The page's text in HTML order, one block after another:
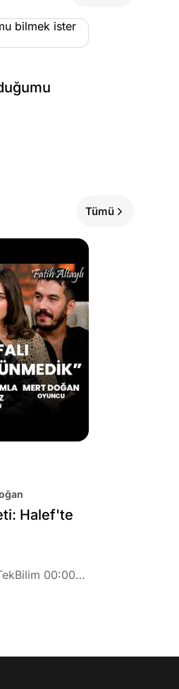
Tümü
Halef'te
00:00
teklifi
role nasıl
eleştirisinden